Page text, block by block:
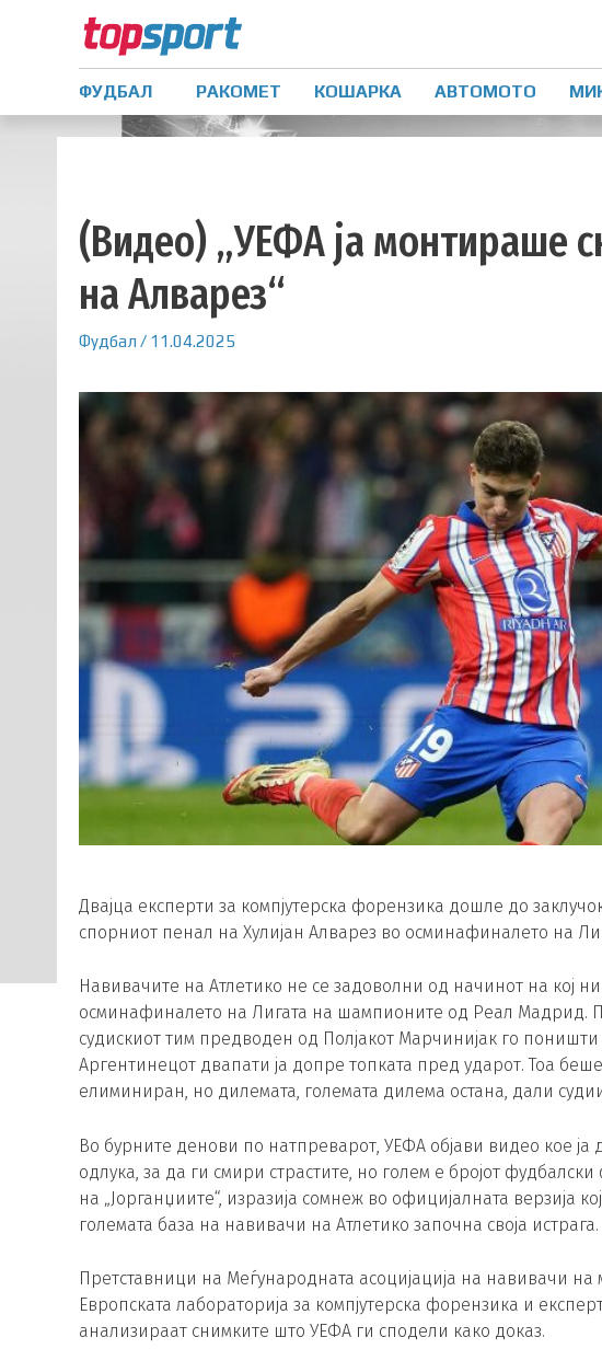
ФУДБАЛ РАКОМЕТ КОШАРКА АВТОМОТО
(Видео) „УЕФА ја монтираше
на Алварез“
Фудбал / 11.04.2025
Двајца експерти за компјутерска форензика дошле до
спорниот пенал на Хулијан Алварез во осминафиналето на
Навивачите на Атлетико не се задоволни од начинот на кој
осминафиналето на Лигата на шампионите од Реал Мадрид.
судискиот тим предводен од Полјакот Марчинијак го поништи
Аргентинецот двапати ја допре топката пред ударот. Тоа
елиминиран, но дилемата, големата дилема остана, дали
Во бурните денови по натпреварот, УЕФА објави видео кое ја
одлука, за да ги смири страстите, но голем е бројот
на „Јорганџиите“, изразија сомнеж во официјалната верзија
големата база на навивачи на Атлетико започна своја истрага.
Претставници на Меѓународната асоцијација на навивачи на
Европската лабораторија за компјутерска форензика и
анализираат снимките што УЕФА ги сподели како доказ.